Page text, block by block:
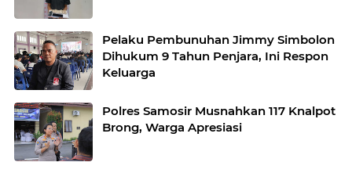
Pelaku Pembunuhan Jimmy Simbolon
Dihukum 9 Tahun Penjara, Ini Respon
Keluarga
Polres Samosir Musnahkan 117 Knalpot
Brong, Warga Apresiasi